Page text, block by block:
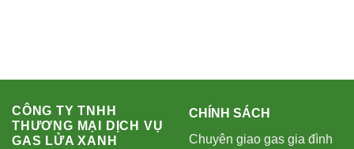
CÔNG TY TNHH
THƯƠNG MẠI DỊCH VỤ
GAS LỬA XANH
CHÍNH SÁCH
Chuyên giao gas gia đình